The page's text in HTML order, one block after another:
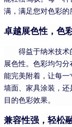
满，满足您对色彩的
卓越展色性，色
得益于纳米技
展色性。色彩均匀
能完美附着，让每
墙面、家具涂装，
目的色彩效果。
兼容性强，轻松